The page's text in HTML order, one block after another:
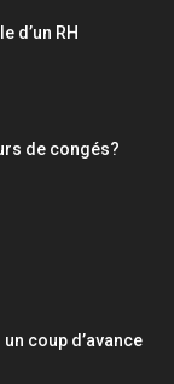
d’un RH​
de congés?
coup d’avance